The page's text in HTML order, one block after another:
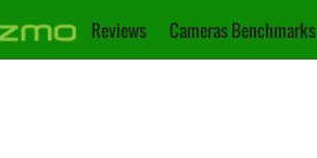
Reviews Cameras Benchmarks